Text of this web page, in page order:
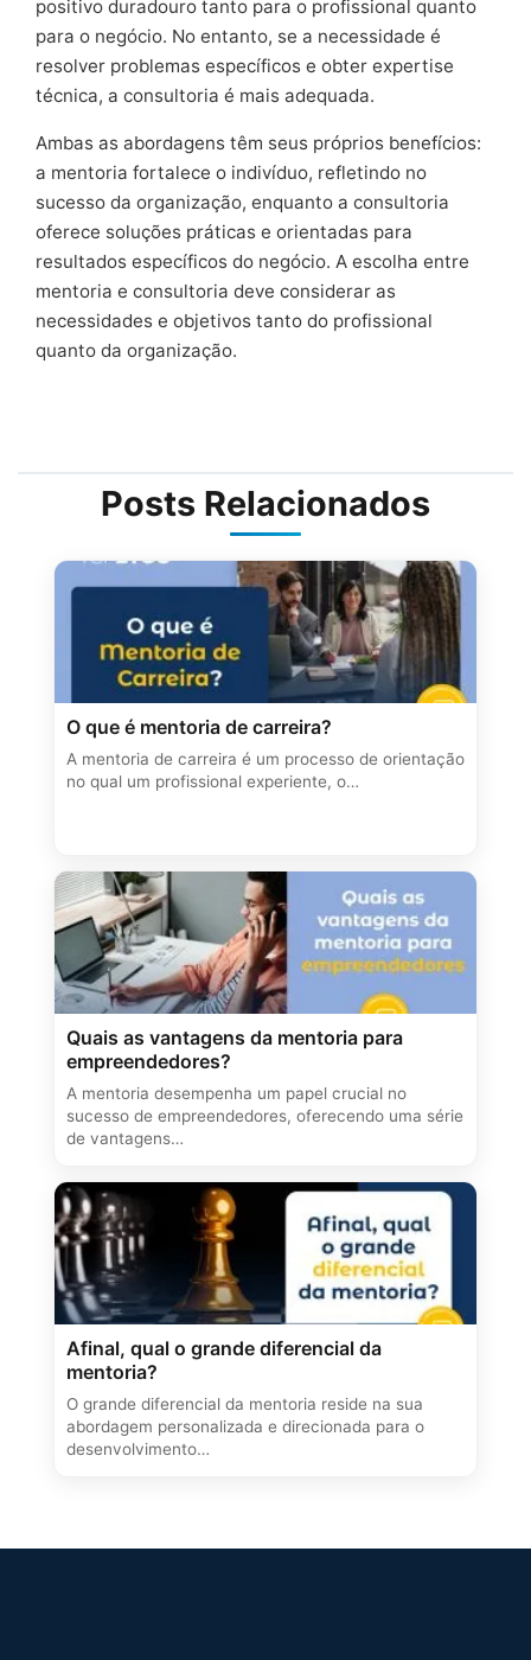
positivo duradouro tanto para o profissional quanto
para o negócio. No entanto, se a necessidade é
resolver problemas específicos e obter expertise
técnica, a consultoria é mais adequada.
Ambas as abordagens têm seus próprios benefícios:
a mentoria fortalece o indivíduo, refletindo no
sucesso da organização, enquanto a consultoria
oferece soluções práticas e orientadas para
resultados específicos do negócio. A escolha entre
mentoria e consultoria deve considerar as
necessidades e objetivos tanto do profissional
quanto da organização.
Posts Relacionados
O que é mentoria de carreira?
A mentoria de carreira é um processo de orientação
no qual um profissional experiente, o…
Quais as vantagens da mentoria para
empreendedores?
A mentoria desempenha um papel crucial no
sucesso de empreendedores, oferecendo uma série
de vantagens…
Afinal, qual o grande diferencial da
mentoria?
O grande diferencial da mentoria reside na sua
abordagem personalizada e direcionada para o
desenvolvimento…